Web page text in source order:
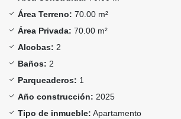
Área Terreno: 70.00 m²
Área Privada: 70.00 m²
Alcobas: 2
Baños: 2
Parqueaderos: 1
Año construcción: 2025
Tipo de inmueble: Apartamento